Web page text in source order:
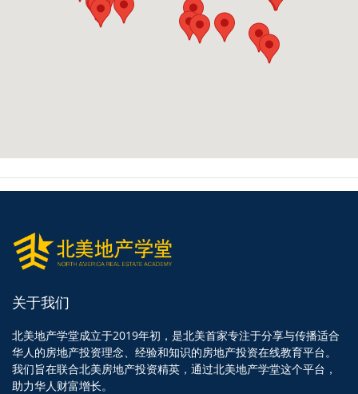
关于我们
北美地产学堂成立于2019年初，是北美首家专注于分享与传播适合
华人的房地产投资理念、经验和知识的房地产投资在线教育平台。
我们旨在联合北美房地产投资精英，通过北美地产学堂这个平台，
助力华人财富增长。